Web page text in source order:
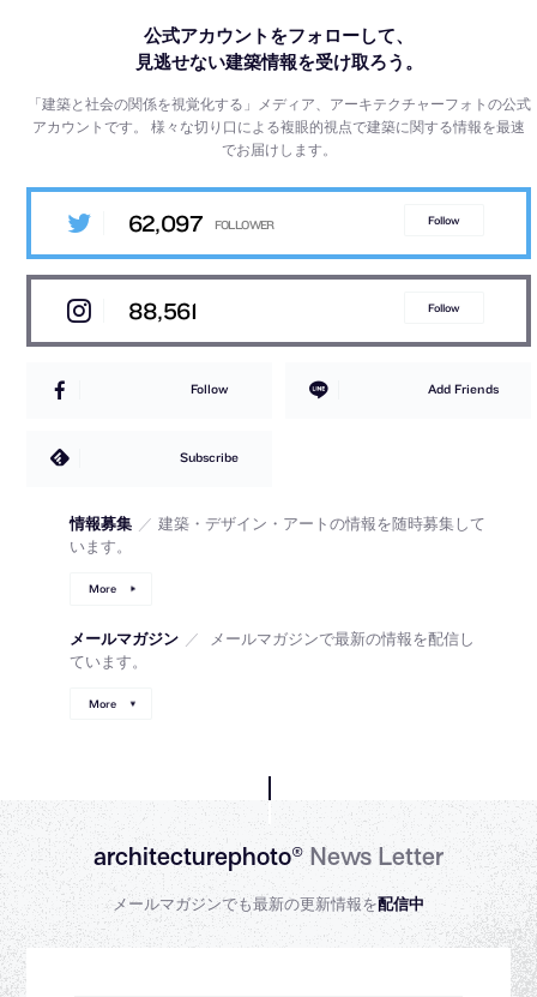
公式アカウントをフォローして、
見逃せない建築情報を受け取ろう。
「建築と社会の関係を視覚化する」メディア、アーキテクチャーフォトの公式
アカウントです。様々な切り口による複眼的視点で建築に関する情報を最速
でお届けします。
62,097 Follow
88,561 Follow
Follow Add Friends
Subscribe
情報募集 ／ 建築・デザイン・アートの情報を随時募集して
います。
More
メールマガジン ／
メールマガジンで最新の情報を配信し
ています。
More
architecturephoto®News Letter
メールマガジンでも最新の更新情報を配信中